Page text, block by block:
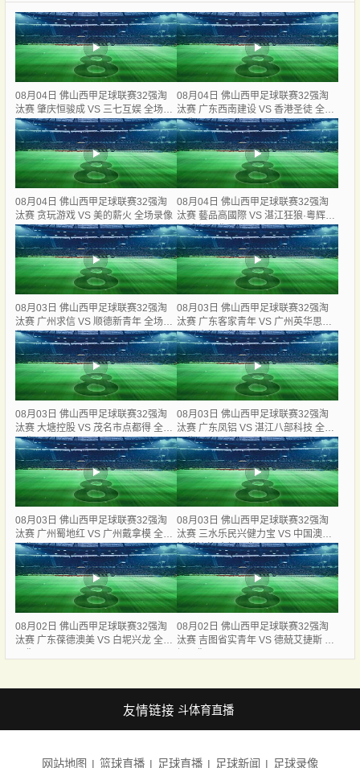
08月04日 佛山西甲足球联赛32强淘
汰赛 肇庆恒骏成 VS 三七互娱 全场录
像
08月04日 佛山西甲足球联赛32强淘
汰赛 广东西南建设 VS 香港圣徒 全场
录像
08月04日 佛山西甲足球联赛32强淘
汰赛 贪玩游戏 VS 美的薪火 全场录像
08月04日 佛山西甲足球联赛32强淘
汰赛 藝品高國際 VS 湛江狂狼·粵辉能
源 全场录像
08月03日 佛山西甲足球联赛32强淘
汰赛 广州求信 VS 顺德新青年 全场录
像
08月03日 佛山西甲足球联赛32强淘
汰赛 广东客家青年 VS 广州英华思力
U17 全场录像
08月03日 佛山西甲足球联赛32强淘
汰赛 大塘控股 VS 茂名市点都得 全场
录像
08月03日 佛山西甲足球联赛32强淘
汰赛 广东凤铝 VS 湛江八部科技 全场
录像
08月03日 佛山西甲足球联赛32强淘
汰赛 广州蜀地红 VS 广州戴拿模 全场
录像
08月03日 佛山西甲足球联赛32强淘
汰赛 三水乐民兴健力宝 VS 中国澳门
澳科精英 全场录像
08月02日 佛山西甲足球联赛32强淘
汰赛 广东葆德澳美 VS 白坭兴龙 全场
08月02日 佛山西甲足球联赛32强淘
汰赛 吉图省实青年 VS 德兢艾捷斯 全
友情链接 斗体育直播
网站地图 篮球直播 足球直播 足球新闻 足球录像